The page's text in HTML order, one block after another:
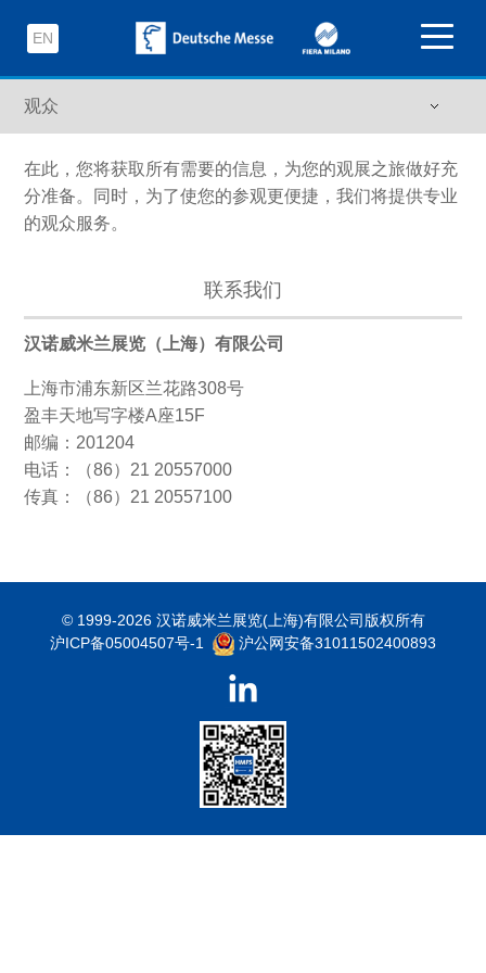
EN
在此，您将获取所有需要的信息，为您的观展之旅做好充
分准备。同时，为了使您的参观更便捷，我们将提供专业
的观众服务。
联系我们
汉诺威米兰展览（上海）有限公司
上海市浦东新区兰花路308号
盈丰天地写字楼A座15F
邮编：201204
电话：（86）21 20557000
传真：（86）21 20557100
© 1999-2026 汉诺威米兰展览(上海)有限公司版权所有
沪ICP备05004507号-1
沪公网安备31011502400893